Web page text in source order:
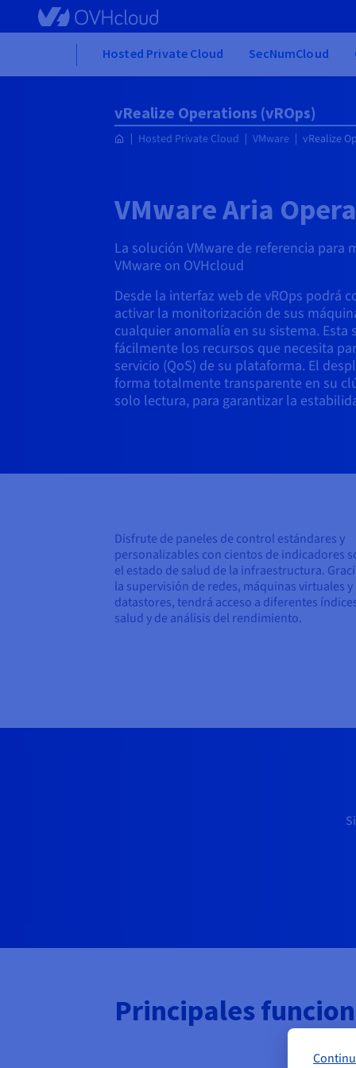
Skip to main content
Hosted Private Cloud SecNumCloud
vRealize Operations (vROps)
Hosted Private Cloud VMware vRealize
VMware Aria
La solución VMware de referencia
VMware on OVHcloud
Desde la interfaz web de vROps podrá
activar la monitorización de sus
cualquier anomalía en su sistema.
fácilmente los recursos que necesita
servicio (QoS) de su plataforma. El
forma totalmente transparente en su
solo lectura, para garantizar la
Disfrute de paneles de control estándares y
personalizables con cientos de indicadores
el estado de salud de la infraestructura.
la supervisión de redes, máquinas virtuales y
datastores, tendrá acceso a diferentes
salud y de análisis del rendimiento.
Principales